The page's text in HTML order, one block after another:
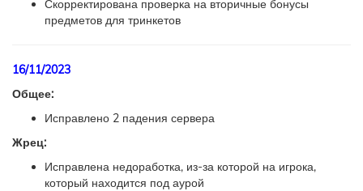
Скорректирована проверка на вторичные бонусы
предметов для тринкетов
16/11/2023
Общее:
Исправлено 2 падения сервера
Жрец:
Исправлена недоработка, из-за которой на игрока,
который находится под аурой